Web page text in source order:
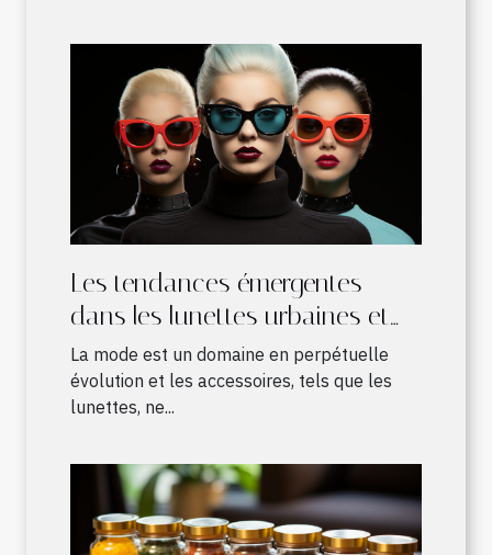
Les tendances émergentes
dans les lunettes urbaines et
leur influence sur la mode
La mode est un domaine en perpétuelle
évolution et les accessoires, tels que les
lunettes, ne...